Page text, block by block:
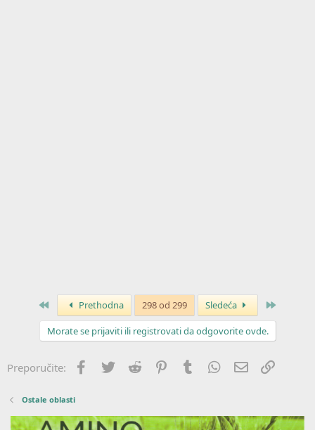
Prvo Prethodna 298 od 299 Sledeća
Morate se prijaviti ili registrovati da odgovorite ovde.
Preporučite: Facebook
Twitter Reddit PinterestTumblr WhatsApp
Imejl
Ostale oblasti